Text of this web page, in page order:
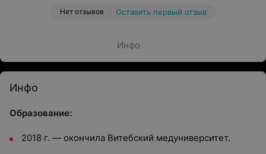
Нет отзывов Оставить первый отзыв
Инфо
Инфо
Образование:
2018 г. — окончила Витебский медуниверситет.